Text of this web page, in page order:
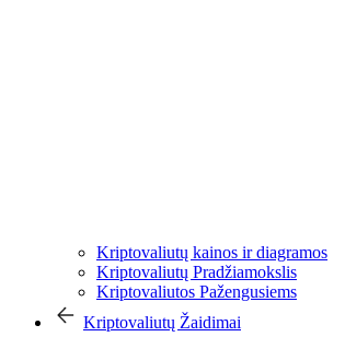
Kriptovaliutų kainos ir diagramos
Kriptovaliutų Pradžiamokslis
Kriptovaliutos Pažengusiems
Kriptovaliutų Žaidimai